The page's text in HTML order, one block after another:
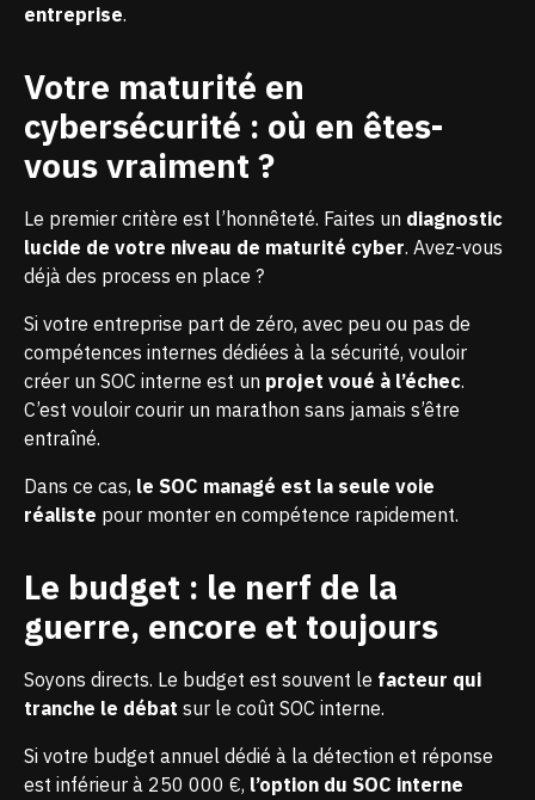
entreprise.
Votre maturité en
cybersécurité : où en êtes-
vous vraiment ?
Le premier critère est l’honnêteté. Faites un diagnostic
lucide de votre niveau de maturité cyber. Avez-vous
déjà des process en place ?
Si votre entreprise part de zéro, avec peu ou pas de
compétences internes dédiées à la sécurité, vouloir
créer un SOC interne est un projet voué à l’échec.
C’est vouloir courir un marathon sans jamais s’être
entraîné.
Dans ce cas, le SOC managé est la seule voie
réaliste pour monter en compétence rapidement.
Le budget : le nerf de la
guerre, encore et toujours
Soyons directs. Le budget est souvent le facteur qui
tranche le débat sur le coût SOC interne.
Si votre budget annuel dédié à la détection et réponse
est inférieur à 250 000 €, l’option du SOC interne